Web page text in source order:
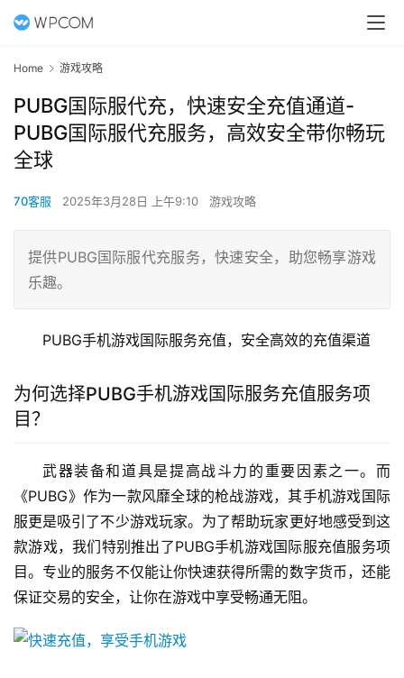
Home 游戏攻略
PUBG国际服代充，快速安全充值通道-
PUBG国际服代充服务，高效安全带你畅玩
全球
70客服 2025年3月28日 上午9:10 游戏攻略
提供PUBG国际服代充服务，快速安全，助您畅享游戏
乐趣。
PUBG手机游戏国际服务充值，安全高效的充值渠道
为何选择PUBG手机游戏国际服务充值服务项
目？
武器装备和道具是提高战斗力的重要因素之一。而
《PUBG》作为一款风靡全球的枪战游戏，其手机游戏国际
服更是吸引了不少游戏玩家。为了帮助玩家更好地感受到这
款游戏，我们特别推出了PUBG手机游戏国际服充值服务项
目。专业的服务不仅能让你快速获得所需的数字货币，还能
保证交易的安全，让你在游戏中享受畅通无阻。